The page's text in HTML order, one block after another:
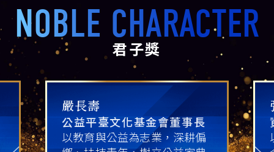
NOBLE CHARACTER
君子獎
嚴長壽
公益平臺文化基金會董事長
以教育與公益為志業，深耕偏